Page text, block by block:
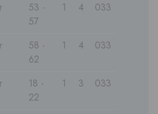
53 -
57
1 4 033
58 -
62
1 4 033
18 -
22
1 3 033